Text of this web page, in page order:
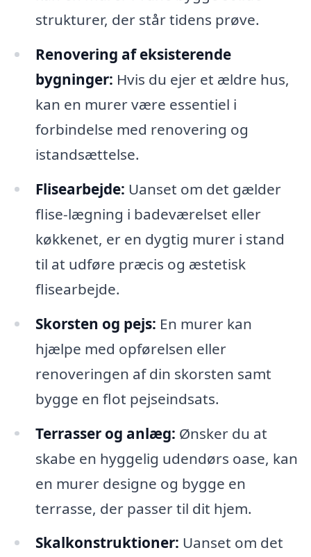
strukturer, der står tidens prøve.
Renovering af eksisterende
bygninger: Hvis du ejer et ældre hus,
kan en murer være essentiel i
forbindelse med renovering og
istandsættelse.
Flisearbejde: Uanset om det gælder
flise-lægning i badeværelset eller
køkkenet, er en dygtig murer i stand
til at udføre præcis og æstetisk
flisearbejde.
Skorsten og pejs: En murer kan
hjælpe med opførelsen eller
renoveringen af din skorsten samt
bygge en flot pejseindsats.
Terrasser og anlæg: Ønsker du at
skabe en hyggelig udendørs oase, kan
en murer designe og bygge en
terrasse, der passer til dit hjem.
Skalkonstruktioner: Uanset om det